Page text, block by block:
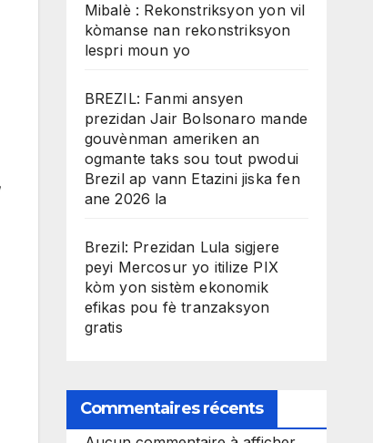
Mibalè : Rekonstriksyon yon vil
kòmanse nan rekonstriksyon
lespri moun yo
BREZIL: Fanmi ansyen
prezidan Jair Bolsonaro mande
gouvènman ameriken an
ogmante taks sou tout pwodui
Brezil ap vann Etazini jiska fen
ane 2026 la
Brezil: Prezidan Lula sigjere
peyi Mercosur yo itilize PIX
kòm yon sistèm ekonomik
efikas pou fè tranzaksyon
gratis
Commentaires récents